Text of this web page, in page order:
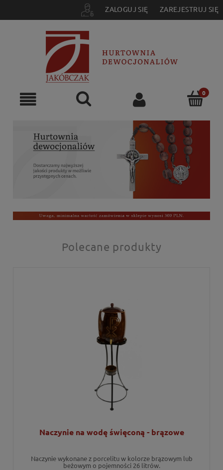
ZALOGUJ SIĘ ZAREJESTRUJ SIĘ
Polecane produkty
Naczynie na wodę święconą - brązowe
Naczynie wykonane z porcelitu w kolorze brązowym lub
beżowym o pojemności 26 litrów.